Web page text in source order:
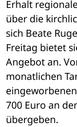
Erhalt
über die
sich Beate
Freitag bietet
Angebot an.
monatlichen
700 Euro an
übergeben.